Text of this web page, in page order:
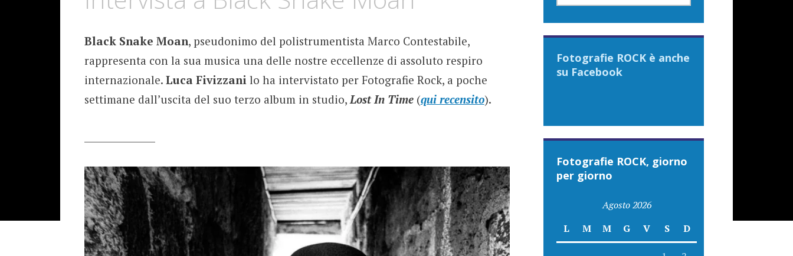
Black Snake Moan, pseudonimo del polistrumentista Marco Contestabile,
rappresenta con la sua musica una delle nostre eccellenze di assoluto respiro
internazionale. Luca Fivizzanilo ha intervistato per Fotografie Rock, a poche
settimane dall’uscita del suo terzo album in studio,Lost In Time(qui recensito).
Fotografie ROCK è anche
su Facebook
Fotografie ROCK, giorno
per giorno
Agosto 2026
L
M M G V S D